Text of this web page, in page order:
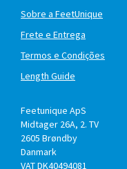
Sobre a FeetUnique
Frete e Entrega
Termos e Condições
Length Guide
Feetunique ApS
Midtager 26A, 2. TV
2605 Brøndby
Danmark
VAT DK40494081